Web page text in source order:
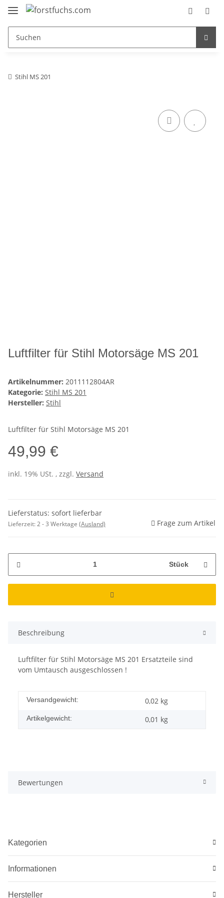
Stihl MS 201
Luftfilter für Stihl Motorsäge MS 201
Artikelnummer: 2011112804AR
Kategorie: Stihl MS 201
Hersteller: Stihl
Luftfilter für Stihl Motorsäge MS 201
49,99 €
inkl. 19% USt. , zzgl. Versand
Lieferstatus: sofort lieferbar
Lieferzeit:2 - 3 Werktage (Ausland) Frage zum Artikel
Stück
Beschreibung
Luftfilter für Stihl Motorsäge MS 201 Ersatzteile sind
vom Umtausch ausgeschlossen !
Versandgewicht: 0,02 kg
Artikelgewicht: 0,01 kg
Bewertungen
Kategorien
Informationen
Hersteller